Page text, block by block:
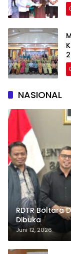
NASIONAL
RDTR Boltara
Dibuka
Juni 12, 2026